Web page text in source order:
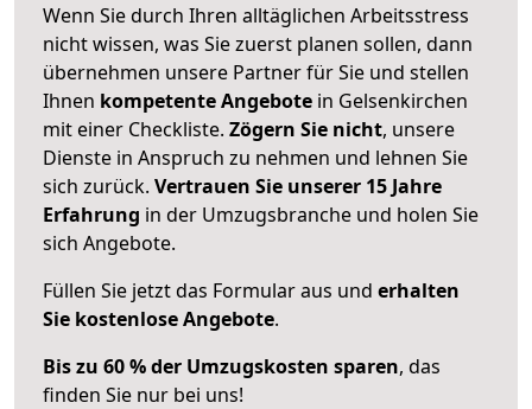
Wenn Sie durch Ihren alltäglichen Arbeitsstress
nicht wissen, was Sie zuerst planen sollen, dann
übernehmen unsere Partner für Sie und stellen
Ihnen kompetente Angebote in Gelsenkirchen
mit einer Checkliste. Zögern Sie nicht, unsere
Dienste in Anspruch zu nehmen und lehnen Sie
sich zurück. Vertrauen Sie unserer 15 Jahre
Erfahrung in der Umzugsbranche und holen Sie
sich Angebote.
Füllen Sie jetzt das Formular aus und erhalten
Sie kostenlose Angebote.
Bis zu 60 % der Umzugskosten sparen, das
finden Sie nur bei uns!